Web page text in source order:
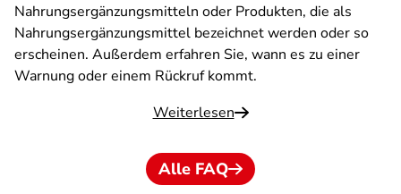
Nahrungsergänzungsmitteln oder Produkten, die als
Nahrungsergänzungsmittel bezeichnet werden oder so
erscheinen. Außerdem erfahren Sie, wann es zu einer
Warnung oder einem Rückruf kommt.
Weiterlesen
Alle FAQ